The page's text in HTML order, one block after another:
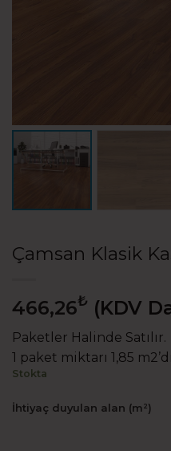
Çamsan Klasik
466,26₺ (KDV
Paketler Halinde Satılır.
1 paket miktarı 1,85
Stokta
İhtiyaç duyulan alan (m²)